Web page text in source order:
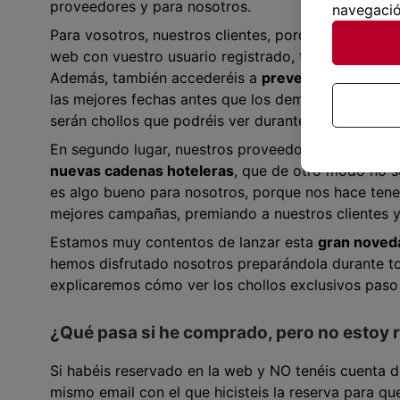
proveedores y para nosotros.
Para vosotros, nuestros clientes, porque por el
web con vuestro usuario registrado, tendréis
Además, también accederéis a preventas de chollos
las mejores fechas antes que los demás. Y todo
serán chollos que podréis ver durante 14 días
En segundo lugar, nuestros proveedores podrán
nuevas cadenas hoteleras, que de otro modo no
es algo bueno para nosotros, porque nos hace
mejores campañas, premiando a nuestros clientes
Estamos muy contentos de lanzar esta gran
hemos disfrutado nosotros preparándola durante
explicaremos cómo ver los chollos exclusivos
¿Qué pasa si he comprado, pero no estoy
Si habéis reservado en la web y NO tenéis cuenta
mismo email con el que hicisteis la reserva para